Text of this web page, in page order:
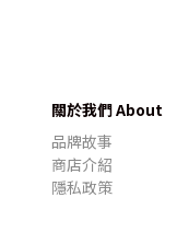
關於我們 About
品牌故事
商店介紹
隱私政策